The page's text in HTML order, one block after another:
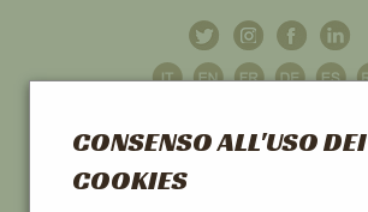
CONSENSO ALL'USO DEI
COOKIES